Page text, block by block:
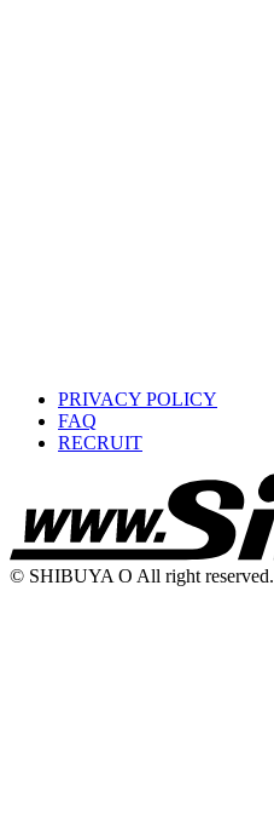
PRIVACY POLICY
FAQ
RECRUIT
© SHIBUYA O All right reserved.